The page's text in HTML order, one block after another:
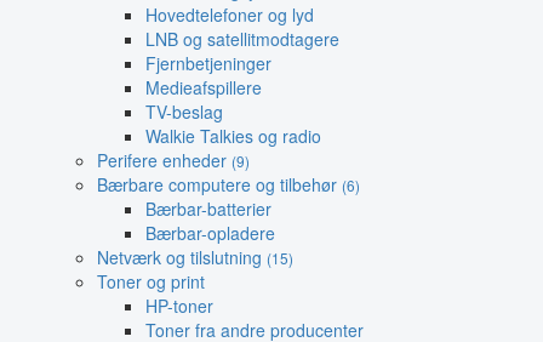
Hovedtelefoner og lyd
LNB og satellitmodtagere
Fjernbetjeninger
Medieafspillere
TV-beslag
Walkie Talkies og radio
Perifere enheder (9)
Bærbare computere og tilbehør (6)
Bærbar-batterier
Bærbar-opladere
Netværk og tilslutning (15)
Toner og print
HP-toner
Toner fra andre producenter